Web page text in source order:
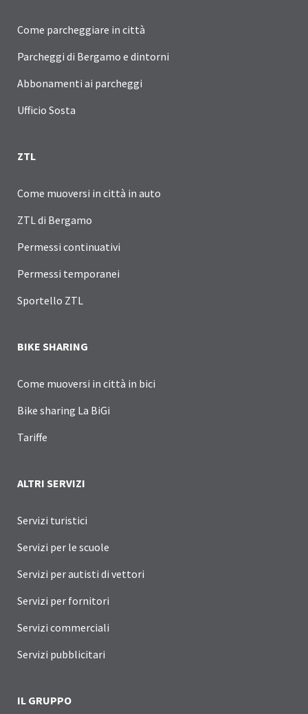
Come parcheggiare in città
Parcheggi di Bergamo e dintorni
Abbonamenti ai parcheggi
Ufficio Sosta
ZTL
Come muoversi in città in auto
ZTL di Bergamo
Permessi continuativi
Permessi temporanei
Sportello ZTL
BIKE SHARING
Come muoversi in città in bici
Bike sharing La BiGi
Tariffe
ALTRI SERVIZI
Servizi turistici
Servizi per le scuole
Servizi per autisti di vettori
Servizi per fornitori
Servizi commerciali
Servizi pubblicitari
IL GRUPPO